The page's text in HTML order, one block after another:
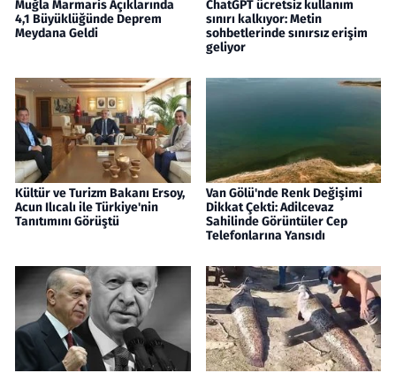
Muğla Marmaris Açıklarında
4,1 Büyüklüğünde Deprem
Meydana Geldi
ChatGPT ücretsiz kullanım
sınırı kalkıyor: Metin
sohbetlerinde sınırsız erişim
geliyor
Kültür ve Turizm Bakanı Ersoy,
Acun Ilıcalı ile Türkiye'nin
Tanıtımını Görüştü
Van Gölü'nde Renk Değişimi
Dikkat Çekti: Adilcevaz
Sahilinde Görüntüler Cep
Telefonlarına Yansıdı